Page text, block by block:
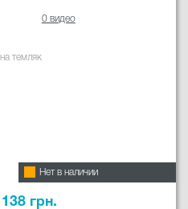
0 видео
темляк
Нет в наличии
грн.